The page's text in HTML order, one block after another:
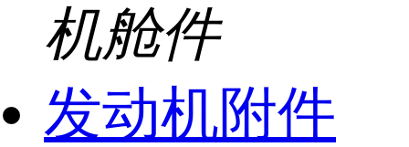
机舱件
发动机附件